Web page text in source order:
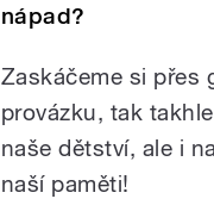
nápad?
Zaskáčeme si přes
provázku, tak
naše dětství, ale i
naší paměti!